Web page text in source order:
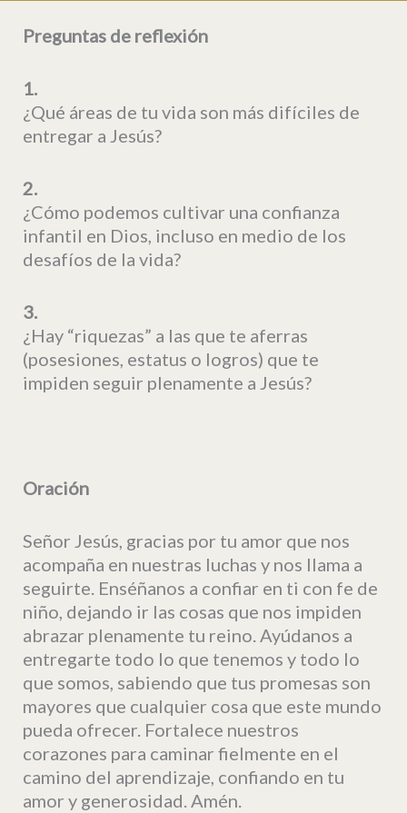
Preguntas de reflexión
1.
¿Qué áreas de tu vida son más difíciles de
entregar a Jesús?
2.
¿Cómo podemos cultivar una confianza
infantil en Dios, incluso en medio de los
desafíos de la vida?
3.
¿Hay “riquezas” a las que te aferras
(posesiones, estatus o logros) que te
impiden seguir plenamente a Jesús?
Oración
Señor Jesús, gracias por tu amor que nos
acompaña en nuestras luchas y nos llama a
seguirte. Enséñanos a confiar en ti con fe de
niño, dejando ir las cosas que nos impiden
abrazar plenamente tu reino. Ayúdanos a
entregarte todo lo que tenemos y todo lo
que somos, sabiendo que tus promesas son
mayores que cualquier cosa que este mundo
pueda ofrecer. Fortalece nuestros
corazones para caminar fielmente en el
camino del aprendizaje, confiando en tu
amor y generosidad. Amén.